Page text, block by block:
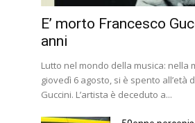
E’ morto Francesco
anni
Lutto nel mondo della musica: nella
giovedì 6 agosto, si è spento all’età
Guccini. L’artista è deceduto a...